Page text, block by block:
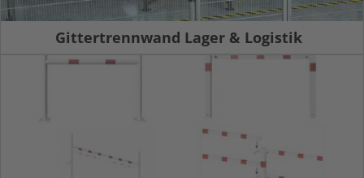
Gittertrennwand Lager & Logistik